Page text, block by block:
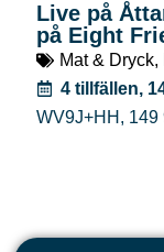
Live på
på Eight
Mat & Dryck,
4 tillfällen,
WV9J+HH , 149